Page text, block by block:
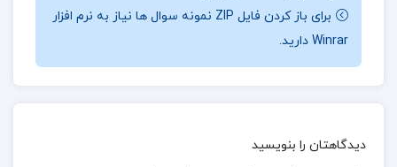
آموزش ساختار بولت ژورنال، به او یاد می دهد چگونه
زمان حال را مدیریت کرده، کارهای غیرضروری را حذف کند،
و برای آینده برنامه ریزی مؤثر داشته باشد. این روش
ترکیبی از دفتر خاطرات، لیست کارها، تقویم و دفتر هدف
اجراست. این کتاب برای همه ی گروه های سنی، از دانش
برای باز کردن فایل ZIP نمونه سوال ها نیاز به نرم افزار
Winrar دارید.
دیدگاهتان را بنویسید